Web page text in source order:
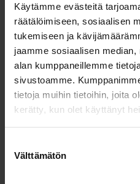
Käytämme evästeitä
räätälöimiseen, sosiaalisen
tukemiseen ja
jaamme sosiaalisen
alan kumppaneillemme
sivustoamme.
tietoja muihin tietoihin, joita
kerätty, kun olet käyttänyt
valinta
Välttämätön